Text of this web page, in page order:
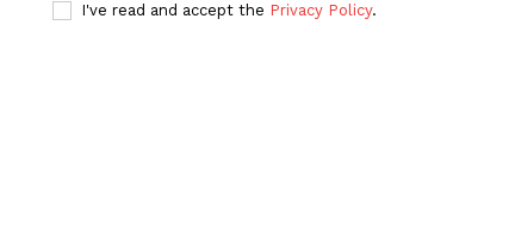
I've read and accept the Privacy Policy.